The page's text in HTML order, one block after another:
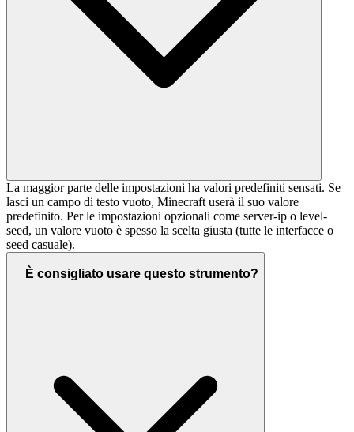
La maggior parte delle impostazioni ha valori predefiniti sensati. Se
lasci un campo di testo vuoto, Minecraft userà il suo valore
predefinito. Per le impostazioni opzionali come server-ip o level-
seed, un valore vuoto è spesso la scelta giusta (tutte le interfacce o
seed casuale).
È consigliato usare questo strumento?